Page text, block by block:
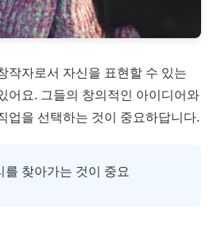
작자로서 자신을 표현할 수 있는
어요. 그들의 창의적인 아이디어와
업을 선택하는 것이 중요하답니다.
를 찾아가는 것이 중요